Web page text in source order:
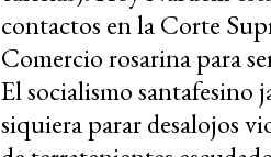
contactos en la Corte
Comercio rosarina para
El socialismo santafesino
siquiera parar desalojos